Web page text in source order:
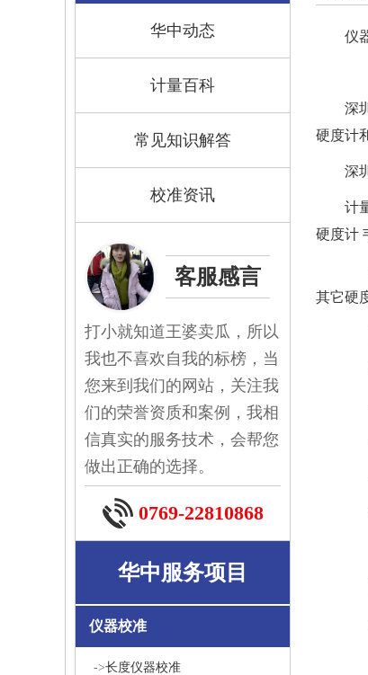
华中动态
计量百科
常见知识解答
校准资讯
客服感言
打小就知道王婆卖瓜，所以
我也不喜欢自我的标榜，当
您来到我们的网站，关注我
们的荣誉资质和案例，我相
信真实的服务技术，会帮您
做出正确的选择。
0769-22810868
华中服务项目
仪器校准
->长度仪器校准
仪
深
硬度计
深
计
硬度计
其它硬